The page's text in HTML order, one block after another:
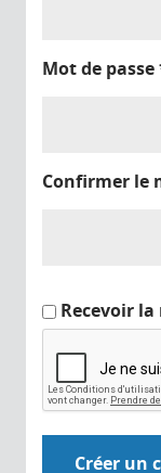
Mot de passe
Confirmer le
Recevoir